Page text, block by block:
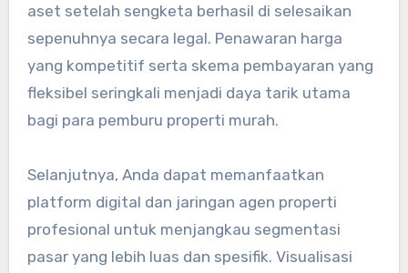
aset setelah sengketa berhasil di selesaikan
sepenuhnya secara legal. Penawaran harga
yang kompetitif serta skema pembayaran yang
fleksibel seringkali menjadi daya tarik utama
bagi para pemburu properti murah.
Selanjutnya, Anda dapat memanfaatkan
platform digital dan jaringan agen properti
profesional untuk menjangkau segmentasi
pasar yang lebih luas dan spesifik. Visualisasi